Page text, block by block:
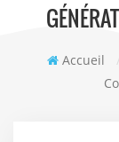
Accueil /